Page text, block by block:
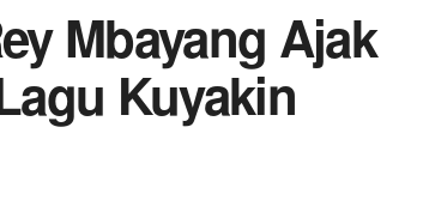
Mbayang Ajak
Kuyakin